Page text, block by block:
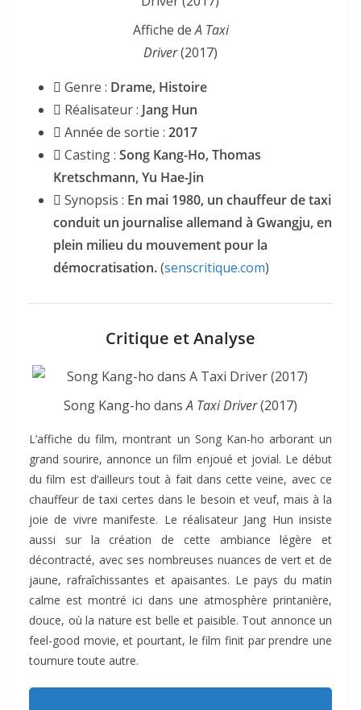
Affiche deA Taxi
Driver(2017)
Genre : Drame, Histoire
Réalisateur : Jang Hun
Année de sortie : 2017
Casting : Song Kang-Ho, Thomas
Kretschmann, Yu Hae-Jin
Synopsis : En mai 1980, un chauffeur de taxi
conduit un journalise allemand à Gwangju, en
plein milieu du mouvement pour la
démocratisation.(senscritique.com)
Critique et Analyse
Song Kang-ho dansA Taxi Driver(2017)
L’affiche du film, montrant un Song Kan-ho arborant un
grand sourire, annonce un film enjoué et jovial. Le début
du film est d’ailleurs tout à fait dans cette veine, avec ce
chauffeur de taxi certes dans le besoin et veuf, mais à la
joie de vivre manifeste. Le réalisateur Jang Hun insiste
aussi sur la création de cette ambiance légère et
décontracté, avec ses nombreuses nuances de vert et de
jaune, rafraîchissantes et apaisantes. Le pays du matin
calme est montré ici dans une atmosphère printanière,
douce, où la nature est belle et paisible. Tout annonce un
feel-good movie, et pourtant, le film finit par prendre une
tournure toute autre.